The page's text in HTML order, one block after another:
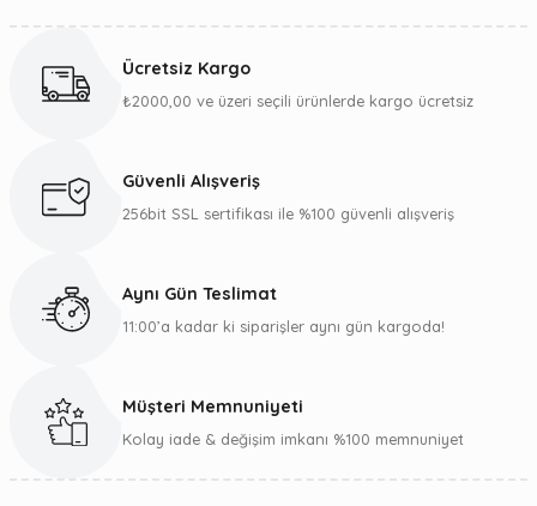
Ücretsiz Kargo
₺2000,00 ve üzeri seçili ürünlerde kargo ücretsiz
Güvenli Alışveriş
256bit SSL sertifikası ile %100 güvenli alışveriş
Aynı Gün Teslimat
11:00’a kadar ki siparişler aynı gün kargoda!
Müşteri Memnuniyeti
Kolay iade & değişim imkanı %100 memnuniyet